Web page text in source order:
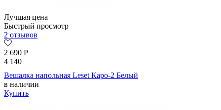
Лучшая цена
Быстрый просмотр
2 отзывов
2 690 Р
4 140
Вешалка напольная Leset Каро-2 Белый
в наличии
Купить